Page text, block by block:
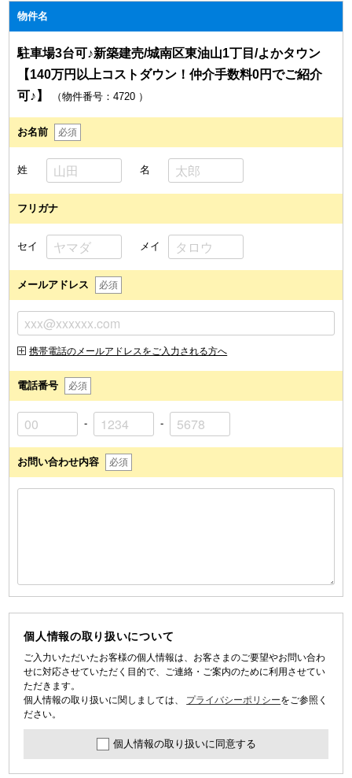
物件名
駐車場3台可♪新築建売/城南区東油山1丁目/よかタウン
【140万円以上コストダウン！仲介手数料0円でご紹介
可♪】
（物件番号：4720 ）
お名前 必須
姓 名
フリガナ
セイ メイ
メールアドレス 必須
携帯電話のメールアドレスをご入力される方へ
電話番号 必須
- -
お問い合わせ内容 必須
個人情報の取り扱いについて
ご入力いただいたお客様の個人情報は、お客さまのご要望やお問い合わ
せに対応させていただく目的で、ご連絡・ご案内のために利用させてい
ただきます。
個人情報の取り扱いに関しましては、 プライバシーポリシーをご参照く
ださい。
個人情報の取り扱いに同意する